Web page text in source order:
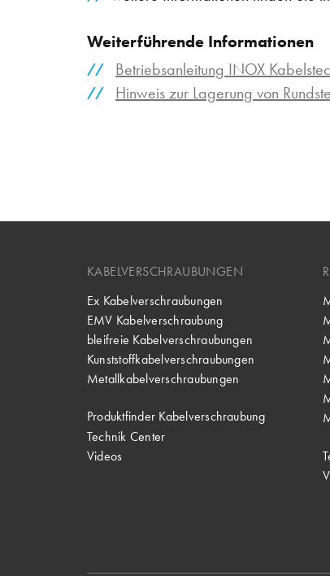
Weiterführende Informationen
Betriebsanleitung INOX
Hinweis zur Lagerung von
KABELVERSCHRAUBUNGEN
Ex Kabelverschraubungen
EMV Kabelverschraubung
bleifreie Kabelverschraubungen
Kunststoffkabelverschraubungen
Metallkabelverschraubungen
Produktfinder Kabelverschraubung
Technik Center
Videos